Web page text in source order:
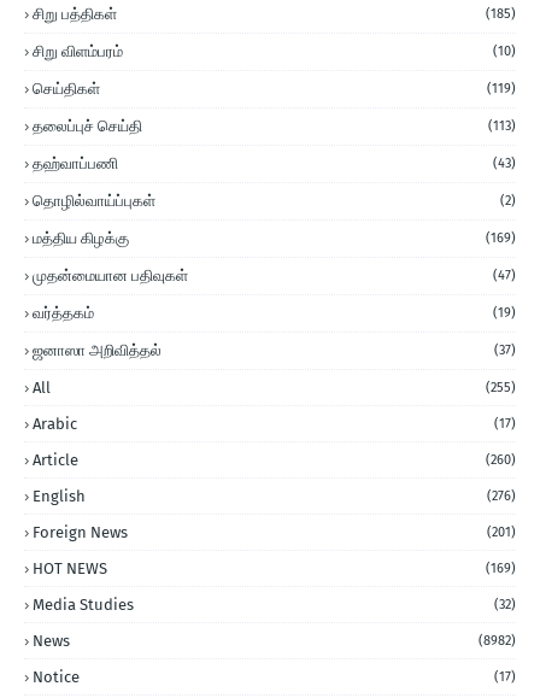
சிறு பத்திகள் (185)
சிறு விளம்பரம் (10)
செய்திகள் (119)
தலைப்புச் செய்தி (113)
தஹ்வாப்பணி (43)
தொழில்வாய்ப்புகள் (2)
மத்திய கிழக்கு (169)
முதன்மையான பதிவுகள் (47)
வர்த்தகம் (19)
ஜனாஸா அறிவித்தல் (37)
All (255)
Arabic (17)
Article (260)
English (276)
Foreign News (201)
HOT NEWS (169)
Media Studies (32)
News (8982)
Notice (17)